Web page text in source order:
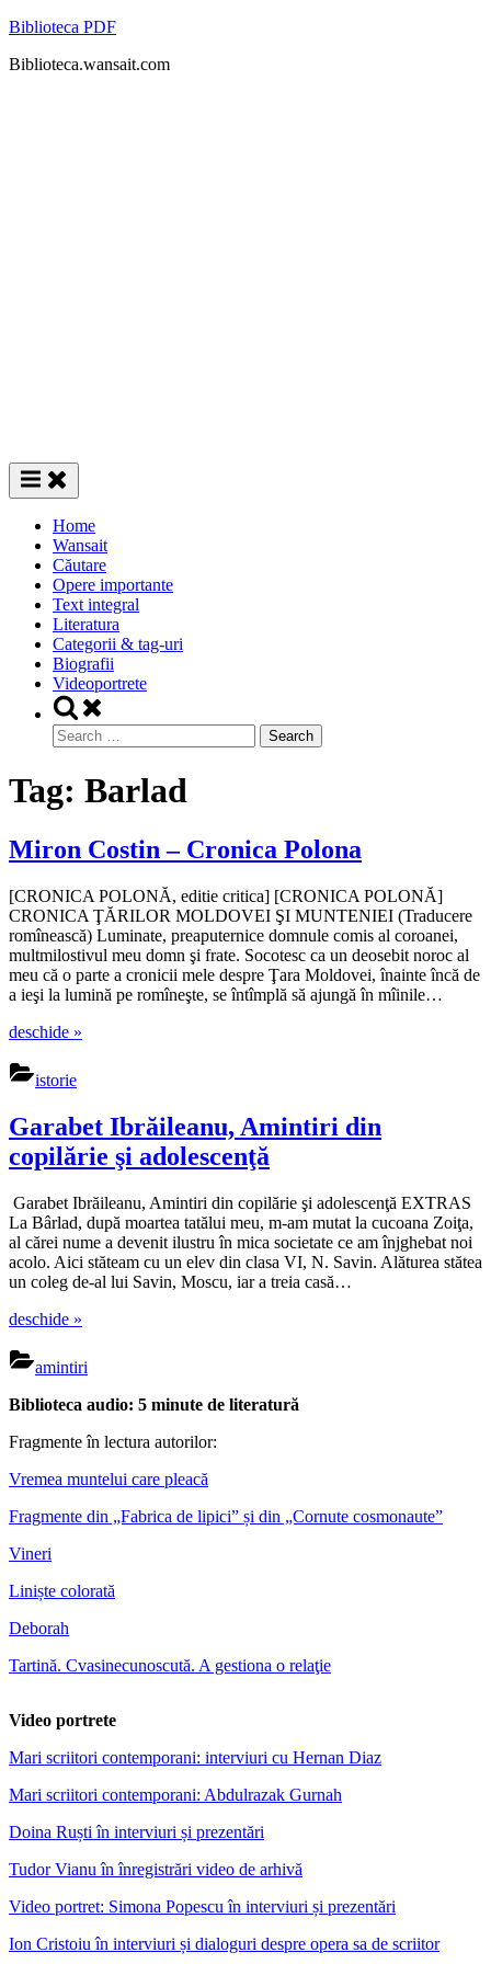
Skip
content
Biblioteca PDF
Biblioteca.wansait.com
Home
Wansait
Căutare
Opere importante
Text integral
Literatura
Categorii & tag-uri
Biografii
Videoportrete
Toggle
search
form
Search
for:
Tag: Barlad
Miron Costin – Cronica Polona
[CRONICA POLONĂ, editie critica] [CRONICA POLONĂ]
CRONICA ŢĂRILOR MOLDOVEI ŞI MUNTENIEI (Traducere
romînească) Luminate, preaputernice domnule comis al coroanei,
multmilostivul meu domn şi frate. Socotesc ca un deosebit noroc al
meu că o parte a cronicii mele despre Ţara Moldovei, înainte încă de
a ieşi la lumină pe romîneşte, se întîmplă să ajungă în mîinile…
deschide“Miron
Cronica
»
istorie
Garabet Ibrăileanu, Amintiri din
copilărie şi adolescenţă
Garabet Ibrăileanu, Amintiri din copilărie şi adolescenţă EXTRAS
La Bârlad, după moartea tatălui meu, m-am mutat la cucoana Zoiţa,
al cărei nume a devenit ilustru în mica societate ce am înjghebat noi
acolo. Aici stăteam cu un elev din clasa VI, N. Savin. Alăturea stătea
un coleg de-al lui Savin, Moscu, iar a treia casă…
deschide“Garabet
Amintiri
din
copilărie
şi
adolescenţă”
»
amintiri
Biblioteca audio: 5 minute de literatură
Fragmente în lectura autorilor:
Vremea muntelui care pleacă
Fragmente din „Fabrica de lipici” și din „Cornute cosmonaute”
Vineri
Liniște colorată
Deborah
Tartină. Cvasinecunoscută. A gestiona o relaţie
Video portrete
Mari scriitori contemporani: interviuri cu Hernan Diaz
Mari scriitori contemporani: Abdulrazak Gurnah
Doina Ruști în interviuri și prezentări
Tudor Vianu în înregistrări video de arhivă
Video portret: Simona Popescu în interviuri și prezentări
Ion Cristoiu în interviuri și dialoguri despre opera sa de scriitor